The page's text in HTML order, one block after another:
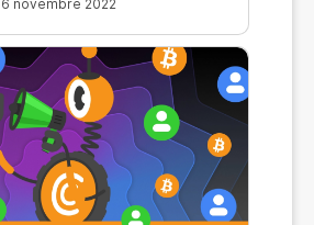
novembre 2022